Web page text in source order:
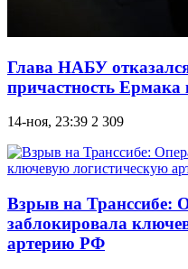
Глава НАБУ
причастность Ермака
14-ноя, 23:39 2 309
Взрыв на Транссибе:
заблокировала
артерию РФ